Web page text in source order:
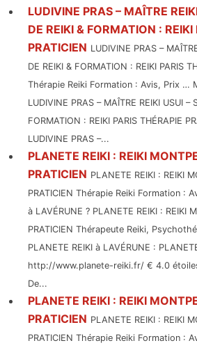
LUDIVINE PRAS – MAÎTRE
DE REIKI & FORMATION : REIKI
PRATICIEN LUDIVINE PRAS –
DE REIKI & FORMATION : REIKI PARIS
Thérapie Reiki Formation : Avis, Prix …
LUDIVINE PRAS – MAÎTRE REIKI USUI –
FORMATION : REIKI PARIS THÉRAPIE
LUDIVINE PRAS –...
PLANETE REIKI : REIKI
PRATICIEN PLANETE REIKI : REIKI
PRATICIEN Thérapie Reiki Formation :
à LAVÉRUNE ? PLANETE REIKI : REIKI
PRATICIEN Thérapeute Reiki,
PLANETE REIKI à LAVÉRUNE :
http://www.planete-reiki.fr/ € 4.0
De...
PLANETE REIKI : REIKI
PRATICIEN PLANETE REIKI : REIKI
PRATICIEN Thérapie Reiki Formation :